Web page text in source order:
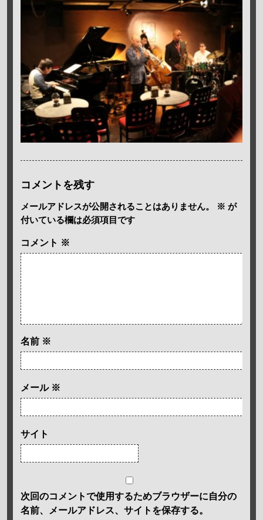
コメントを残す
メールアドレスが公開されることはありません。 ※ が
付いている欄は必須項目です
コメント ※
名前 ※
メール ※
サイト
次回のコメントで使用するためブラウザーに自分の
名前、メールアドレス、サイトを保存する。